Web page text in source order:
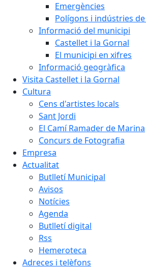
Emergències
Polígons i indústries
Informació del municipi
Castellet i la Gornal
El municipi en xifres
Informació geogràfica
Visita Castellet i la Gornal
Cultura
Cens d'artistes locals
Sant Jordi
El Camí Ramader de Marina
Concurs de Fotografia
Empresa
Actualitat
Butlletí Municipal
Avisos
Notícies
Agenda
Butlletí digital
Rss
Hemeroteca
Adreces i telèfons